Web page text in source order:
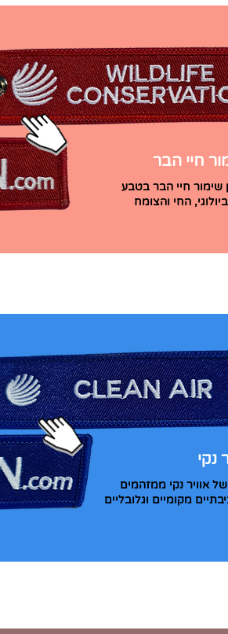
חיי הבר
שימור חיי הבר בטבע
החי והצומח
נקי
אוויר נקי ממזהמים
מקומיים וגלובליים